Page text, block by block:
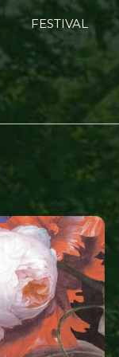
FESTIVAL